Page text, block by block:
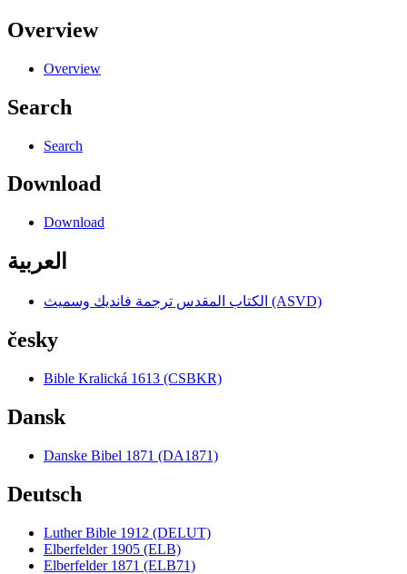
Overview
Overview
Search
Search
Download
Download
العربية
الكتاب المقدس ترجمة فانديك وسميث (ASVD)
česky
Bible Kralická 1613 (CSBKR)
Dansk
Danske Bibel 1871 (DA1871)
Deutsch
Luther Bible 1912 (DELUT)
Elberfelder 1905 (ELB)
Elberfelder 1871 (ELB71)